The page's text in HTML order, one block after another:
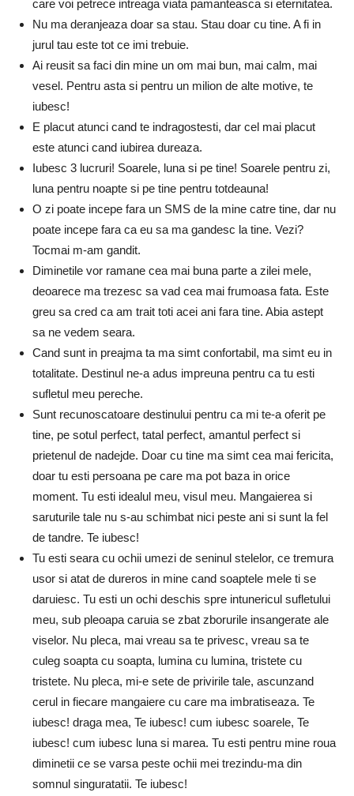
care voi petrece intreaga viata pamanteasca si eternitatea.
Nu ma deranjeaza doar sa stau. Stau doar cu tine. A fi in
jurul tau este tot ce imi trebuie.
Ai reusit sa faci din mine un om mai bun, mai calm, mai
vesel. Pentru asta si pentru un milion de alte motive, te
iubesc!
E placut atunci cand te indragostesti, dar cel mai placut
este atunci cand iubirea dureaza.
Iubesc 3 lucruri! Soarele, luna si pe tine! Soarele pentru zi,
luna pentru noapte si pe tine pentru totdeauna!
O zi poate incepe fara un SMS de la mine catre tine, dar nu
poate incepe fara ca eu sa ma gandesc la tine. Vezi?
Tocmai m-am gandit.
Diminetile vor ramane cea mai buna parte a zilei mele,
deoarece ma trezesc sa vad cea mai frumoasa fata. Este
greu sa cred ca am trait toti acei ani fara tine. Abia astept
sa ne vedem seara.
Cand sunt in preajma ta ma simt confortabil, ma simt eu in
totalitate. Destinul ne-a adus impreuna pentru ca tu esti
sufletul meu pereche.
Sunt recunoscatoare destinului pentru ca mi te-a oferit pe
tine, pe sotul perfect, tatal perfect, amantul perfect si
prietenul de nadejde. Doar cu tine ma simt cea mai fericita,
doar tu esti persoana pe care ma pot baza in orice
moment. Tu esti idealul meu, visul meu. Mangaierea si
saruturile tale nu s-au schimbat nici peste ani si sunt la fel
de tandre. Te iubesc!
Tu esti seara cu ochii umezi de seninul stelelor, ce tremura
usor si atat de dureros in mine cand soaptele mele ti se
daruiesc. Tu esti un ochi deschis spre intunericul sufletului
meu, sub pleoapa caruia se zbat zborurile insangerate ale
viselor. Nu pleca, mai vreau sa te privesc, vreau sa te
culeg soapta cu soapta, lumina cu lumina, tristete cu
tristete. Nu pleca, mi-e sete de privirile tale, ascunzand
cerul in fiecare mangaiere cu care ma imbratiseaza. Te
iubesc! draga mea, Te iubesc! cum iubesc soarele, Te
iubesc! cum iubesc luna si marea. Tu esti pentru mine roua
diminetii ce se varsa peste ochii mei trezindu-ma din
somnul singuratatii. Te iubesc!